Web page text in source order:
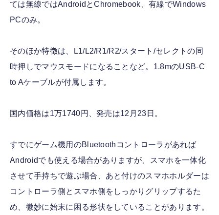
ては無線ではAndroidとChromebook、有線でWindows
PCのみ。
そのほか特徴は、L1/L2/R1/R2/スタート/セレクトの同
時押しでマウスモードになることなど。1.8mのUSB-C
to Aケーブルが付属します。
国内価格は1万1740円、発売は12月23日。
すでにゲーム機用のBluetoothコントローラがあれば
Androidでも使える場合がありますが、スマホを一体化
させて手持ちで遊ぶ場合、あと付けのスマホホルダーは
コントローラ側とスマホ側をしっかりグリップするた
め、微妙に始末に困る形状をしていることがあります。